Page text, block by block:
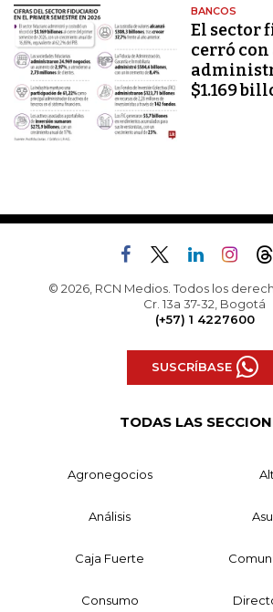
BANCOS
El sector
cerró
$1.169
© 2026, RCN Medios. Todos los
Cr. 13a 37-32, Bogotá
(+57) 1 4227600
SUSCRÍBASE
TODAS LAS
Agronegocios
Análisis
Caja Fuerte
Consumo